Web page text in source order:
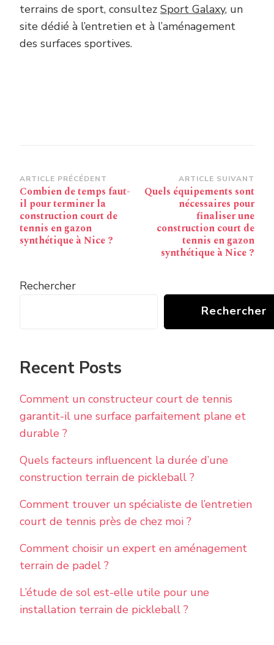
terrains de sport, consultez Sport Galaxy, un
site dédié à l’entretien et à l’aménagement
des surfaces sportives.
Navigation
d’article
ARTICLE PRÉCÉDENT
Combien de temps faut-
il pour terminer la
construction court de
tennis en gazon
synthétique à Nice ?
ARTICLE SUIVANT
Quels équipements sont
nécessaires pour
finaliser une
construction court de
tennis en gazon
synthétique à Nice ?
Rechercher
Rechercher
Recent Posts
Comment un constructeur court de tennis
garantit-il une surface parfaitement plane et
durable ?
Quels facteurs influencent la durée d’une
construction terrain de pickleball ?
Comment trouver un spécialiste de l’entretien
court de tennis près de chez moi ?
Comment choisir un expert en aménagement
terrain de padel ?
L’étude de sol est-elle utile pour une
installation terrain de pickleball ?